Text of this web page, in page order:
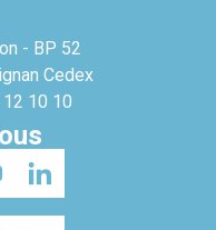
- BP 52
Cedex
10 10